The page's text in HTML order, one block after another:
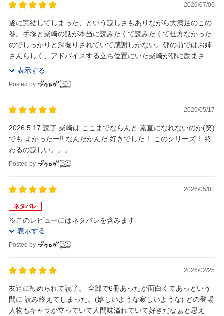
2026/07/06
遂に完結してしまった、という寂しさもありながら大満足のこの
巻。手塚と柴崎の話が本当に読みたくて読みたくて仕方なかった
のでしっかりと深掘りされていて感謝しかない。郁の前ではお姉
さんらしく、アドバイスする立ち位置にいた柴崎が郁に励まされ
て、、という構図は逆転しているようで沁みる。本シ...
表示する
Posted by
2026/05/17
2026.5.17 読了 柴崎は ここまでならんと 素直になれないのか(笑)
でも よかったー!! なんだかんだ 好きでした！ このシリーズ！ 終
わるの寂しい。。。
Posted by
2026/05/01
ネタバレ
※このレビューにはネタバレを含みます
表示する
Posted by
2026/02/25
友達に勧められて読了。 全部で6冊あったが面白くてあっという
間に 読み終えてしまった。(嬉しいような寂しいような) どの登場
人物もキャラが立っていて人間味溢れていて好きだなぁと思え